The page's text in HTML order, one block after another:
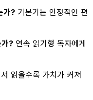
가? 기본기는 안정적인 편
가? 연속 읽기형 독자에게
읽을수록 가치가 커져